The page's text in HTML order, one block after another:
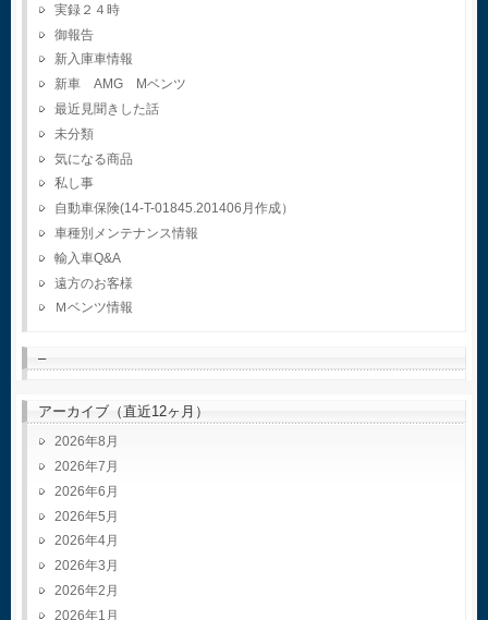
実録２４時
御報告
新入庫車情報
新車 AMG Mベンツ
最近見聞きした話
未分類
気になる商品
私し事
自動車保険(14-T-01845.201406月作成）
車種別メンテナンス情報
輸入車Q&A
遠方のお客様
Ｍベンツ情報
–
アーカイブ（直近12ヶ月）
2026年8月
2026年7月
2026年6月
2026年5月
2026年4月
2026年3月
2026年2月
2026年1月